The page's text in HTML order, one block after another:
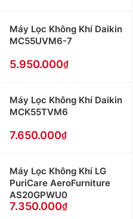
Máy Lọc Không Khí Daikin
MC55UVM6-7
5.950.000
Máy Lọc Không Khí Daikin
MCK55TVM6
7.650.000
Máy Lọc Không Khí LG
PuriCare AeroFurniture
AS20GPWU0
7.350.000